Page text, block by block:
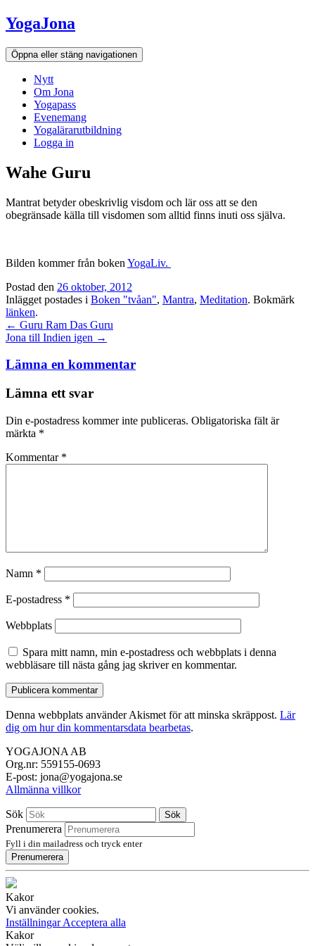
Hoppa
till
innehållet
YogaJona
Öppna eller stäng navigationen
Nytt
Om Jona
Yogapass
Evenemang
Yogalärarutbildning
Logga in
Wahe Guru
Mantrat betyder obeskrivlig visdom och lär oss att se den
obegränsade källa till visdomen som alltid finns inuti oss själva.
Bilden kommer från boken YogaLiv.
Postad den 26 oktober, 2012
Inlägget postades i Boken "tvåan", Mantra, Meditation. Bokmärk
länken.
Inläggsnavigation
← Guru Ram Das Guru
Jona till Indien igen →
Lämna en kommentar
Lämna ett svar
Din e-postadress kommer inte publiceras. Obligatoriska fält är
märkta *
Kommentar *
Namn *
E-postadress *
Webbplats
Spara mitt namn, min e-postadress och webbplats i denna
webbläsare till nästa gång jag skriver en kommentar.
Denna webbplats använder Akismet för att minska skräppost. Lär
dig om hur din kommentarsdata bearbetas.
YOGAJONA AB
Org.nr: 559155-0693
E-post: jona@yogajona.se
Allmänna villkor
Sök Sök
Prenumerera
Fyll i din mailadress och tryck enter
Prenumerera
Kakor
Vi använder cookies.
InställningarAcceptera alla
Kakor